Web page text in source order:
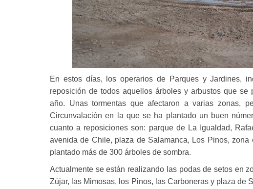
En estos días, los operarios de Parques y Jardines,
reposición de todos aquellos árboles y arbustos que se
año. Unas tormentas que afectaron a varias zonas,
Circunvalación en la que se ha plantado un buen
cuanto a reposiciones son: parque de La Igualdad,
avenida de Chile, plaza de Salamanca, Los Pinos,
plantado más de 300 árboles de sombra.
Actualmente se están realizando las podas de setos en
Zújar, las Mimosas, los Pinos, las Carboneras y plaza de